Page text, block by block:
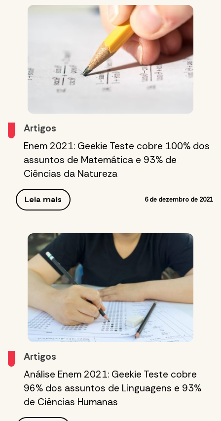
Artigos
Enem 2021: Geekie Teste cobre 100% dos
assuntos de Matemática e 93% de
Ciências da Natureza
Leia mais 6 de dezembro de 2021
Artigos
Análise Enem 2021: Geekie Teste cobre
96% dos assuntos de Linguagens e 93%
de Ciências Humanas